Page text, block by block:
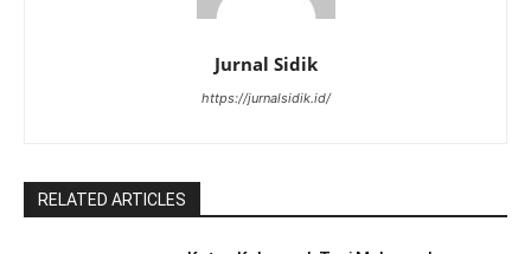
Jurnal Sidik
https://jurnalsidik.id/
RELATED ARTICLES